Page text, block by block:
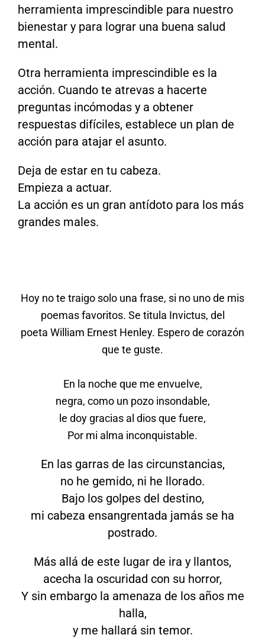
herramienta imprescindible para nuestro
bienestar y para lograr una buena salud
mental.
Otra herramienta imprescindible es la
acción. Cuando te atrevas a hacerte
preguntas incómodas y a obtener
respuestas difíciles, establece un plan de
acción para atajar el asunto.
Deja de estar en tu cabeza.
Empieza a actuar.
La acción es un gran antídoto para los más
grandes males.
Hoy no te traigo solo una frase, si no uno de mis
poemas favoritos. Se titula Invictus, del
poeta William Ernest Henley. Espero de corazón
que te guste.
En la noche que me envuelve,
negra, como un pozo insondable,
le doy gracias al dios que fuere,
Por mi alma inconquistable.
En las garras de las circunstancias,
no he gemido, ni he llorado.
Bajo los golpes del destino,
mi cabeza ensangrentada jamás se ha
postrado.
Más allá de este lugar de ira y llantos,
acecha la oscuridad con su horror,
Y sin embargo la amenaza de los años me
halla,
y me hallará sin temor.